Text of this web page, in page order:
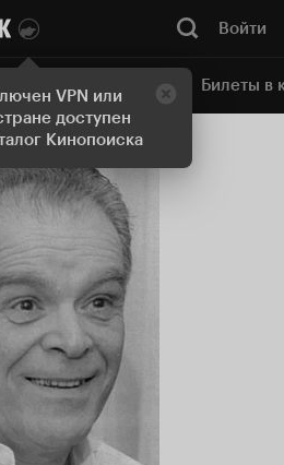
VPN или
доступен
Кинопоиска
Войти
Онлайн-кинотеатр Билеты в